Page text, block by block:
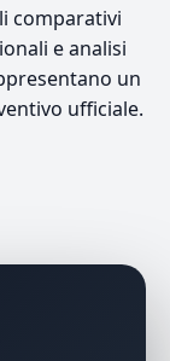
comparativi
e analisi
un
ufficiale.